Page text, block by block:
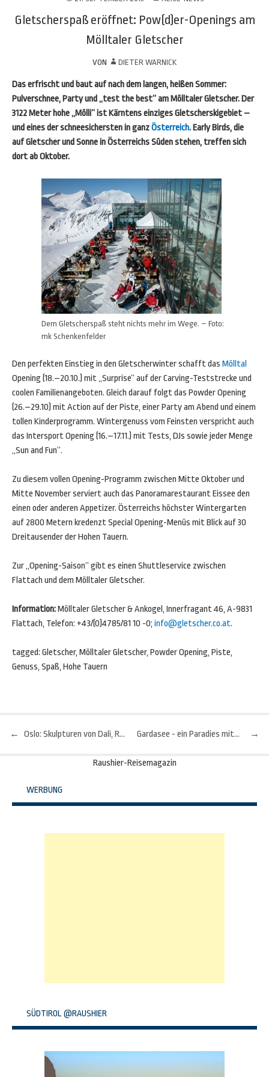
Gletscherspaß eröffnet: Pow(d)er-Openings am
Mölltaler Gletscher
VON DIETER WARNICK
Das erfrischt und baut auf nach dem langen, heißen Sommer:
Pulverschnee, Party und „test the best“ am Mölltaler Gletscher. Der
3122 Meter hohe „Mölli“ ist Kärntens einziges Gletscherskigebiet –
und eines der schneesichersten in ganzÖsterreich. Early Birds, die
auf Gletscher und Sonne in Österreichs Süden stehen, treffen sich
dort ab Oktober.
Dem Gletscherspaß steht nichts mehr im Wege. – Foto:
mk Schenkenfelder
Den perfekten Einstieg in den Gletscherwinter schafft das Mölltal
Opening (18.–20.10.) mit „Surprise“ auf der Carving-Teststrecke und
coolen Familienangeboten. Gleich darauf folgt das Powder Opening
(26.–29.10) mit Action auf der Piste, einer Party am Abend und einem
tollen Kinderprogramm. Wintergenuss vom Feinsten verspricht auch
das Intersport Opening (16.–17.11.) mit Tests, DJs sowie jeder Menge
„Sun and Fun“.
Zu diesem vollen Opening-Programm zwischen Mitte Oktober und
Mitte November serviert auch das Panoramarestaurant Eissee den
einen oder anderen Appetizer. Österreichs höchster Wintergarten
auf 2800 Metern kredenzt Special Opening-Menüs mit Blick auf 30
Dreitausender der Hohen Tauern.
Zur „Opening-Saison“ gibt es einen Shuttleservice zwischen
Flattach und dem Mölltaler Gletscher.
Information:Mölltaler Gletscher & Ankogel, Innerfragant 46, A-9831
Flattach, Telefon: +43/(0)4785/81 10 -0; info@gletscher.co.at.
tagged: Gletscher, Mölltaler Gletscher, Powder Opening, Piste,
Genuss, Spaß, Hohe Tauern
Beitragsnavigation
← Oslo: Skulpturen von Dali, Rodin und Bourgeois im Ekebergpark →
Gardasee - ein Paradies mitten in Europa
Raushier-Reisemagazin
WERBUNG
SÜDTIROL @RAUSHIER